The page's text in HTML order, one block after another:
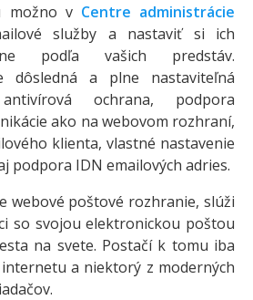
možno v Centre administrácie
služby a nastaviť si ich
podľa vašich predstáv.
dôsledná a plne nastaviteľná
ochrana, podpora
ako na webovom rozhraní,
klienta, vlastné nastavenie
podpora IDN emailových adries.
webové poštové rozhranie, slúži
so svojou elektronickou poštou
na svete. Postačí k tomu iba
a niektorý z moderných